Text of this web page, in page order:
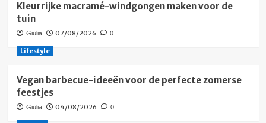
Kleurrijke macramé-windgongen maken voor de
tuin
Giulia 07/08/2026 0
Lifestyle
Vegan barbecue-ideeën voor de perfecte zomerse
feestjes
Giulia 04/08/2026 0